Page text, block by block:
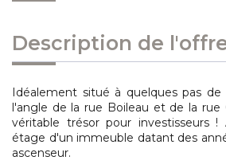
description de
Idéalement situé à quelques pas
l'angle de la rue Boileau et de la rue
véritable trésor pour investisseurs
étage d'un immeuble datant des
ascenseur.